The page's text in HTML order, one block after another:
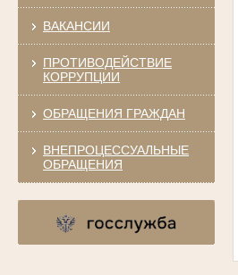
ВАКАНСИИ
ПРОТИВОДЕЙСТВИЕ
КОРРУПЦИИ
ОБРАЩЕНИЯ ГРАЖДАН
ВНЕПРОЦЕССУАЛЬНЫЕ
ОБРАЩЕНИЯ